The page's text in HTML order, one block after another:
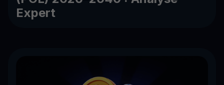
Expert